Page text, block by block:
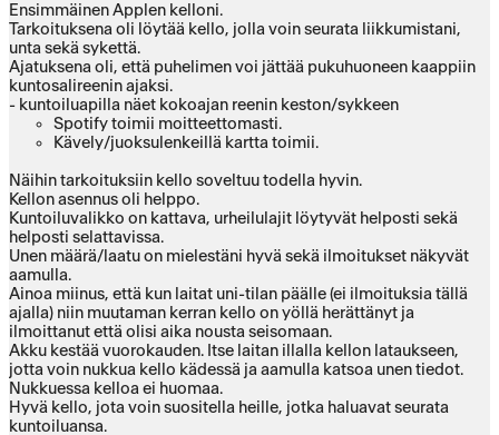
Ensimmäinen Applen kelloni.
Tarkoituksena oli löytää kello, jolla voin seurata liikkumistani,
unta sekä sykettä.
Ajatuksena oli, että puhelimen voi jättää pukuhuoneen kaappiin
kuntosalireenin ajaksi.
- kuntoiluapilla näet kokoajan reenin keston/sykkeen
Spotify toimii moitteettomasti.
Kävely/juoksulenkeillä kartta toimii.
Näihin tarkoituksiin kello soveltuu todella hyvin.
Kellon asennus oli helppo.
Kuntoiluvalikko on kattava, urheilulajit löytyvät helposti sekä
helposti selattavissa.
Unen määrä/laatu on mielestäni hyvä sekä ilmoitukset näkyvät
aamulla.
Ainoa miinus, että kun laitat uni-tilan päälle (ei ilmoituksia tällä
ajalla) niin muutaman kerran kello on yöllä herättänyt ja
ilmoittanut että olisi aika nousta seisomaan.
Akku kestää vuorokauden. Itse laitan illalla kellon lataukseen,
jotta voin nukkua kello kädessä ja aamulla katsoa unen tiedot.
Nukkuessa kelloa ei huomaa.
Hyvä kello, jota voin suositella heille, jotka haluavat seurata
kuntoiluansa.